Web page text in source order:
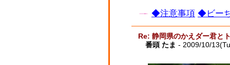
◆注意事項 ◆ビー
Re: 静岡県のかえダー君と
番頭 たま - 2009/10/